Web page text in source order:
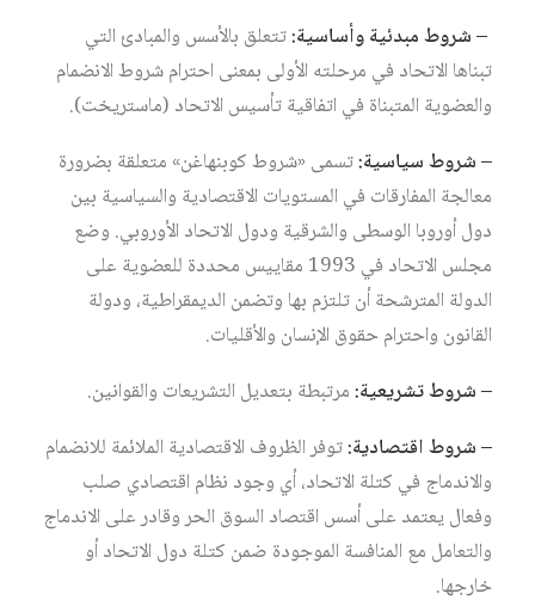
– شروط مبدئية وأساسية:تتعلق بالأسس والمبادئ التي
تبناها الاتحاد في مرحلته الأولى بمعنى احترام شروط الانضمام
والعضوية المتبناة في اتفاقية تأسيس الاتحاد (ماستريخت).
– شروط سياسية:تسمى «شروط كوبنهاغن» متعلقة بضرورة
معالجة المفارقات في المستويات الاقتصادية والسياسية بين
دول أوروبا الوسطى والشرقية ودول الاتحاد الأوروبي. وضع
مجلس الاتحاد في 1993 مقاييس محددة للعضوية على
الدولة المترشحة أن تلتزم بها وتضمن الديمقراطية، ودولة
القانون واحترام حقوق الإنسان والأقليات.
– شروط تشريعية:مرتبطة بتعديل التشريعات والقوانين.
– شروط اقتصادية:توفر الظروف الاقتصادية الملائمة للانضمام
والاندماج في كتلة الاتحاد، أي وجود نظام اقتصادي صلب
وفعال يعتمد على أسس اقتصاد السوق الحر وقادر على الاندماج
والتعامل مع المنافسة الموجودة ضمن كتلة دول الاتحاد أو
خارجها.